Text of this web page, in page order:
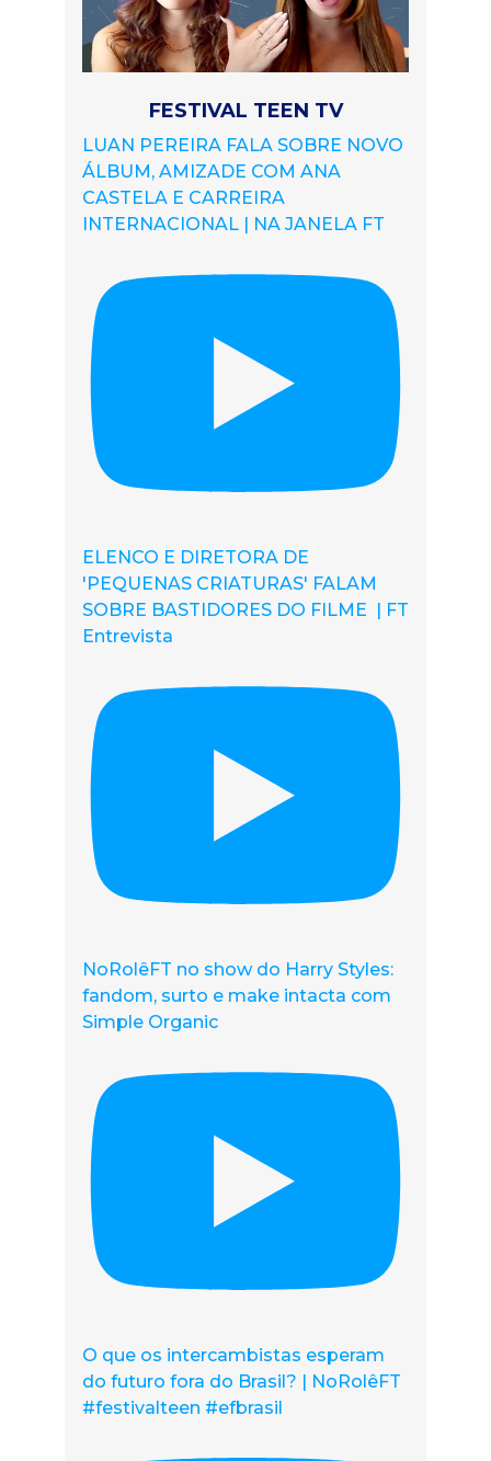
FESTIVAL TEEN TV
LUAN PEREIRA FALA SOBRE NOVO
ÁLBUM, AMIZADE COM ANA
CASTELA E CARREIRA
INTERNACIONAL | NA JANELA FT
ELENCO E DIRETORA DE
'PEQUENAS CRIATURAS' FALAM
SOBRE BASTIDORES DO FILME | FT
Entrevista
NoRolêFT no show do Harry Styles:
fandom, surto e make intacta com
Simple Organic
O que os intercambistas esperam
do futuro fora do Brasil? | NoRolêFT
#festivalteen #efbrasil